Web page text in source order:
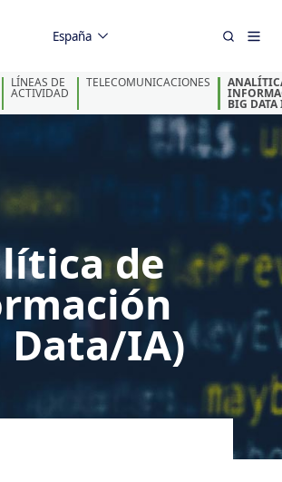
España
LÍNEAS DE
ACTIVIDAD
TELECOMUNICACIONES
BIG DATA
de
Data/IA)